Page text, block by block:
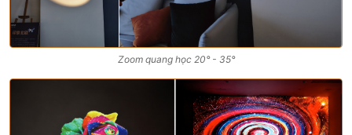
Zoom quang học 20° - 35°